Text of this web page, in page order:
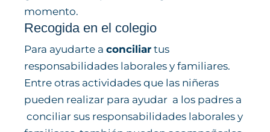
momento.
Recogida en el colegio ​
Para ayudarte a conciliar tus
responsabilidades laborales y familiares.
Entre otras actividades que las niñeras
pueden realizar para ayudar a los padres a
conciliar sus responsabilidades laborales y